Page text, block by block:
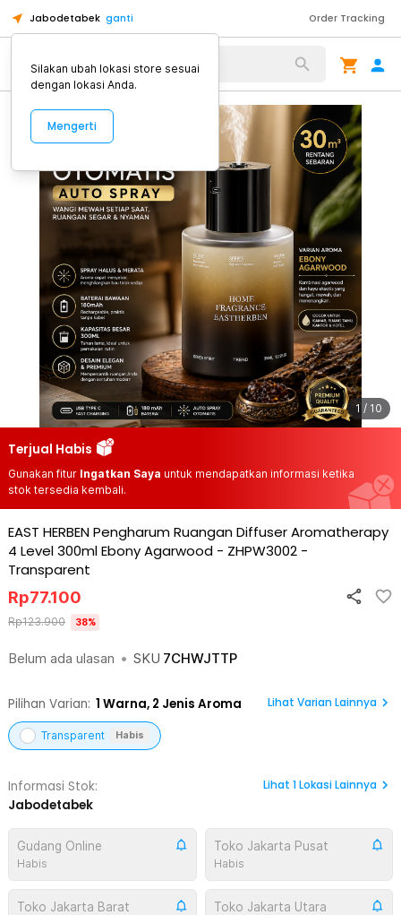
Jabodetabek ganti Order Tracking
Alat Kopi
1 / 10
Terjual Habis
Gunakan fitur Ingatkan Saya untuk mendapatkan informasi ketika
stok tersedia kembali.
EAST HERBEN Pengharum Ruangan Diffuser Aromatherapy
4 Level 300ml Ebony Agarwood - ZHPW3002 -
Transparent
Belum ada ulasan • SKU 7CHWJTTP
Rp77.100
Rp123.900 38%
Pilihan Varian: 1 Warna, 2 Jenis Aroma Lihat Varian Lainnya
Transparent Habis
Informasi Stok:
Jabodetabek
Lihat 1Lokasi Lainnya
Gudang Online
Habis
Toko Jakarta Pusat
Habis
Toko Jakarta Barat Toko Jakarta Utara
Silakan ubah lokasi store sesuai
dengan lokasi Anda.
Mengerti